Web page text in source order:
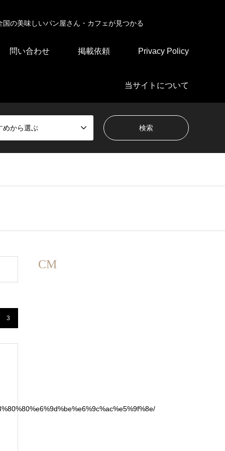
の美味しいパン屋さん・カフェが見つかる
問い合わせ 掲載依頼 Privacy Policy
当サイトについて
めから選ぶ
3
CM